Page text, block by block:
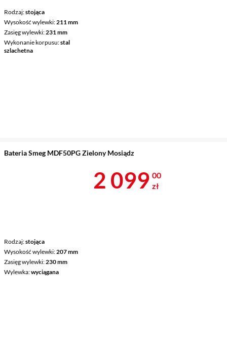
Rodzaj stojąca
Wysokość wylewki 211 mm
Zasięg wylewki 231 mm
Wykonanie korpusu stal
szlachetna
Bateria Smeg MDF50PG Zielony Mosiądz
Rodzaj stojąca
Wysokość wylewki 207 mm
Zasięg wylewki 230 mm
Wylewka wyciągana
Cena 2 099 zł
2 099 00
zł